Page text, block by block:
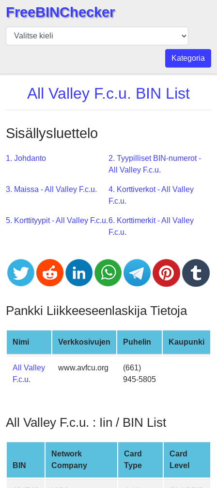
BIN
Tarkistaja
Määrä
BIN
API
BIN
Generator
v2
CC
Credit
Validator
Card
Generator
Random
Credit
Card
Credit
from
FreeBINChecker
Kategoria
All Valley F.c.u. BIN List
Sisällysluettelo
1. Johdanto
2. Tyypilliset BIN-numerot -
All Valley F.c.u.
3. Maissa - All Valley F.c.u.
4. Korttiverkot - All Valley
F.c.u.
5. Korttityypit - All Valley F.c.u.6. Korttimerkit - All Valley
F.c.u.
Pankki Liikkeeseenlaskija Tietoja
Nimi Verkkosivujen Puhelin Kaupunki
All Valley
F.c.u.
www.avfcu.org
(661)
945-5805
All Valley F.c.u. : Iin / BIN List
BIN
Network
Company
Card
Type
Card
Level